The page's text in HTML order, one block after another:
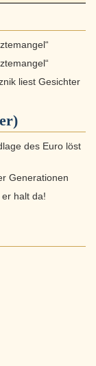
liest Gesichter
des Euro löst
Generationen
halt da!